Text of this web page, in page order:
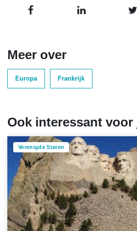
Meer over
Europa Frankrijk
Ook interessant voor
Verenigde Staten